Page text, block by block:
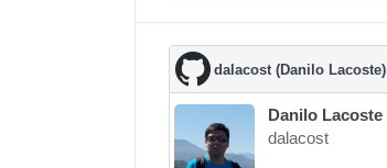
dalacost (Danilo Lacoste)
Danilo Lacoste
dalacost